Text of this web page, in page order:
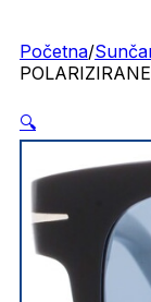
Početna/
🔍